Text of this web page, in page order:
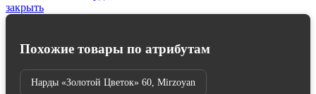
закрыть
Похожие товары по атрибутам
Нарды «Золотой Цветок» 60, Mirzoyan